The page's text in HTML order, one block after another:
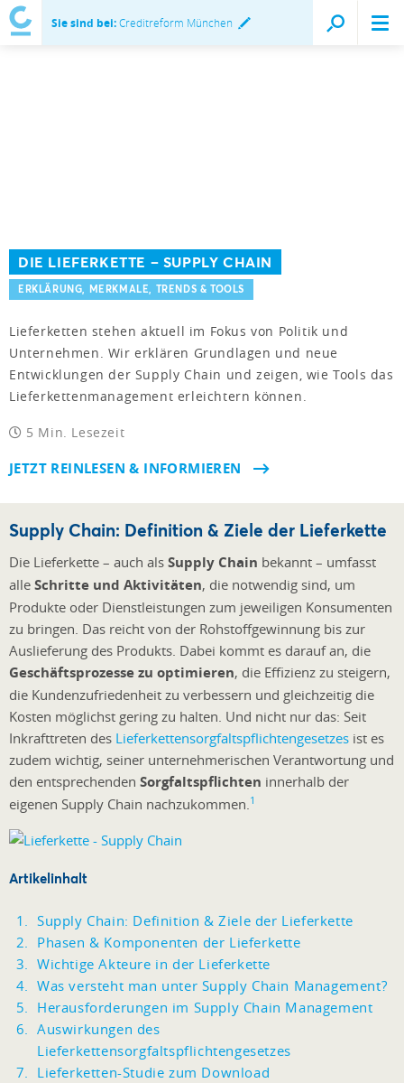
Sie sind bei:Creditreform München
DIE LIEFERKETTE – SUPPLY CHAIN
ERKLÄRUNG, MERKMALE, TRENDS & TOOLS
Lieferketten stehen aktuell im Fokus von Politik und
Unternehmen. Wir erklären Grundlagen und neue
Entwicklungen der Supply Chain und zeigen, wie Tools das
Lieferkettenmanagement erleichtern können.
5 Min. Lesezeit
JETZT REINLESEN & INFORMIEREN
Supply Chain: Definition & Ziele der Lieferkette
Die Lieferkette – auch als Supply Chain bekannt – umfasst
alle Schritte und Aktivitäten, die notwendig sind, um
Produkte oder Dienstleistungen zum jeweiligen Konsumenten
zu bringen. Das reicht von der Rohstoffgewinnung bis zur
Auslieferung des Produkts. Dabei kommt es darauf an, die
Geschäftsprozesse zu optimieren, die Effizienz zu steigern,
die Kundenzufriedenheit zu verbessern und gleichzeitig die
Kosten möglichst gering zu halten. Und nicht nur das: Seit
Inkrafttreten des Lieferkettensorgfaltspflichtengesetzes ist es
zudem wichtig, seiner unternehmerischen Verantwortung und
den entsprechenden Sorgfaltspflichten innerhalb der
eigenen Supply Chain nachzukommen.1
Artikelinhalt
Supply Chain: Definition & Ziele der Lieferkette
Phasen & Komponenten der Lieferkette
Wichtige Akteure in der Lieferkette
Was versteht man unter Supply Chain Management?
Herausforderungen im Supply Chain Management
Auswirkungen des
Lieferkettensorgfaltspflichtengesetzes
Lieferketten-Studie zum Download